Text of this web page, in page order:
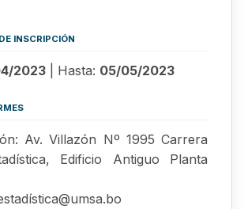
INSCRIPCIÓN
2023 | Hasta: 05/05/2023
Av. Villazón Nº 1995 Carrera
Edificio Antiguo Planta